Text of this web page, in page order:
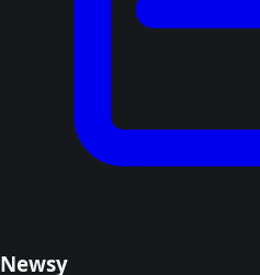
Newsy